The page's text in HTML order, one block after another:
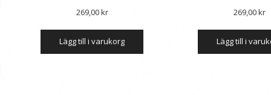
269,00kr
lägg till i varukorg
269,00kr
lägg till i